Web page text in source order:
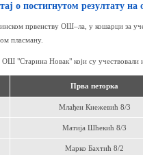
о постигнутом резултату
првенству ОШ–ла, у кошарци за
пласману.
"Старина Новак" који су учествовали
Прва петорка
Млађен Кнежевић 8/3
Матија Шћекић 8/3
Марко Бахтић 8/2